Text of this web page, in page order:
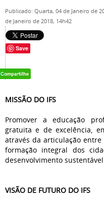
Publicado: Quarta, 04 de Janeiro de
de Janeiro de 2018, 14h42
Save
MISSÃO DO IFS
Promover a educação
gratuita e de excelência,
através da articulação
formação integral dos
desenvolvimento
VISÃO DE FUTURO DO IFS